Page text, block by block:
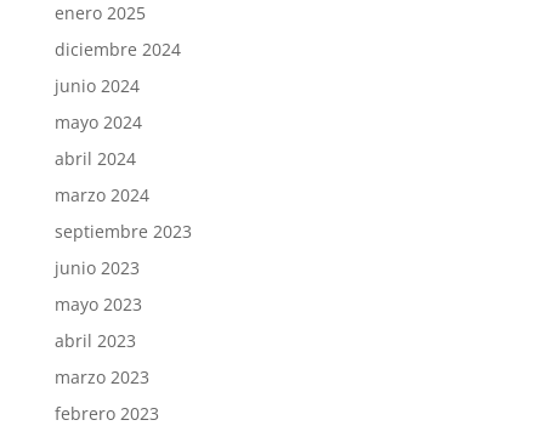
enero 2025
diciembre 2024
junio 2024
mayo 2024
abril 2024
marzo 2024
septiembre 2023
junio 2023
mayo 2023
abril 2023
marzo 2023
febrero 2023